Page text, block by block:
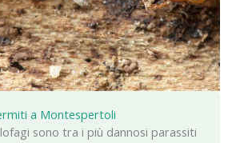
a Montespertoli
sono tra i più dannosi parassiti